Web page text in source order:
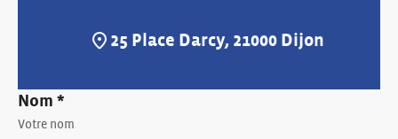
Nom *
Adresse :
25 Place Darcy, 21000 Dijon